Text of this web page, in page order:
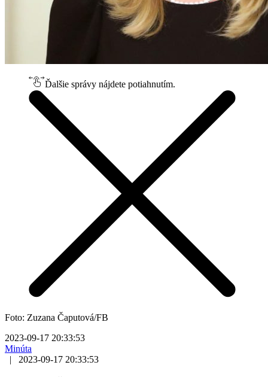
Ďalšie správy nájdete potiahnutím.
Foto: Zuzana Čaputová/FB
2023-09-17 20:33:53
Minúta
|
2023-09-17 20:33:53